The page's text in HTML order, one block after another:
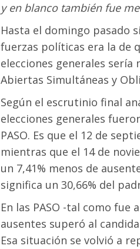
y en blanco también fue
Hasta el domingo pasado
fuerzas políticas era la de
elecciones generales
Abiertas Simultáneas y
Según el escrutinio final
elecciones generales
PASO. Es que el 12 de
mientras que el 14 de
un 7,41% menos de
significa un 30,66% del
En las PASO -tal como
ausentes superó al
Esa situación se volvió a